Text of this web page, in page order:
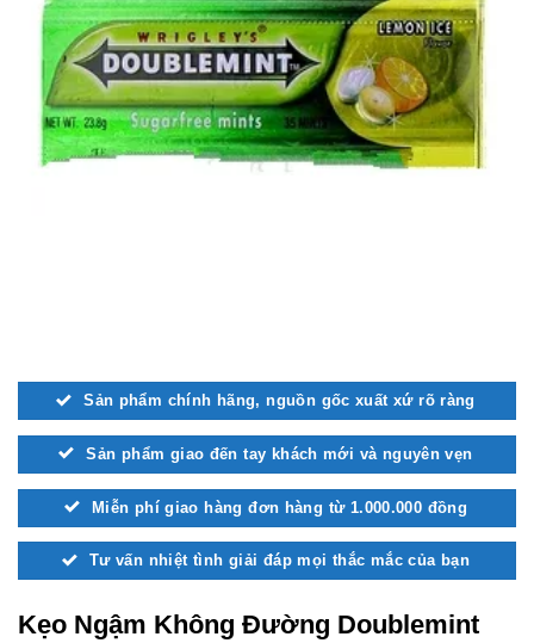
Sản phẩm chính hãng, nguồn gốc xuất xứ rõ ràng
Sản phẩm giao đến tay khách mới và nguyên vẹn
Miễn phí giao hàng đơn hàng từ 1.000.000 đồng
Tư vấn nhiệt tình giải đáp mọi thắc mắc của bạn
Kẹo Ngậm Không Đường Doublemint